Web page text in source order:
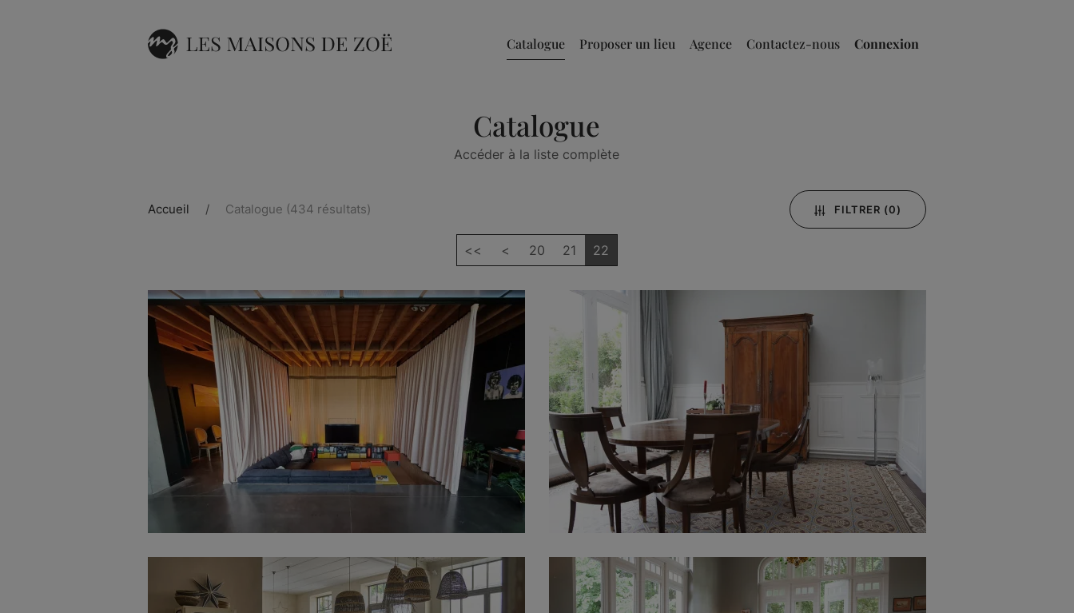
Catalogue Proposer un lieu Agence Contactez-nous Connexion
Catalogue
Accéder à la liste complète
Accueil Catalogue (434 résultats) FILTRER (0)
<< < 20 21 22